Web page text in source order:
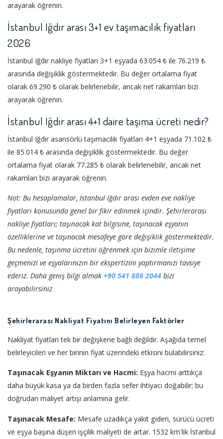
arayarak öğrenin.
İstanbul Iğdır arası 3+1 ev taşımacılık fiyatları
2026
İstanbul Iğdır nakliye fiyatları 3+1 eşyada 63.054 ₺ ile 76.219 ₺
arasında değişiklik göstermektedir. Bu değer ortalama fiyat
olarak 69.290 ₺ olarak belirlenebilir, ancak net rakamları bizi
arayarak öğrenin.
İstanbul Iğdır arası 4+1 daire taşıma ücreti nedir?
İstanbul Iğdır asansörlü taşımacılık fiyatları 4+1 eşyada 71.102 ₺
ile 85.014 ₺ arasında değişiklik göstermektedir. Bu değer
ortalama fiyat olarak 77.285 ₺ olarak belirlenebilir, ancak net
rakamları bizi arayarak öğrenin.
Not: Bu hesaplamalar, İstanbul Iğdır arası evden eve nakliye
fiyatları konusunda genel bir fikir edinmek içindir. Şehirlerarası
nakliye fiyatları; taşınacak kat bilgisine, taşınacak eşyanın
özelliklerine ve taşınacak mesafeye göre değişiklik göstermektedir.
Bu nedenle, taşınma ücretini öğrenmek için bizimle iletişime
geçmenizi ve eşyalarınızın bir ekspertizini yaptırmanızı tavsiye
ederiz. Daha geniş bilgi almak +90 541 886 2044 bizi
arayabilirsiniz
Şehirlerarası Nakliyat Fiyatını Belirleyen Faktörler
Nakliyat fiyatları tek bir değişkene bağlı değildir. Aşağıda temel
belirleyicileri ve her birinin fiyat üzerindeki etkisini bulabilirsiniz:
Taşınacak Eşyanın Miktarı ve Hacmi: Eşya hacmi arttıkça
daha büyük kasa ya da birden fazla sefer ihtiyacı doğabilir; bu
doğrudan maliyet artışı anlamına gelir.
Taşınacak Mesafe: Mesafe uzadıkça yakıt gideri, sürücü ücreti
ve eşya başına düşen işçilik maliyeti de artar. 1532 km'lik İstanbul